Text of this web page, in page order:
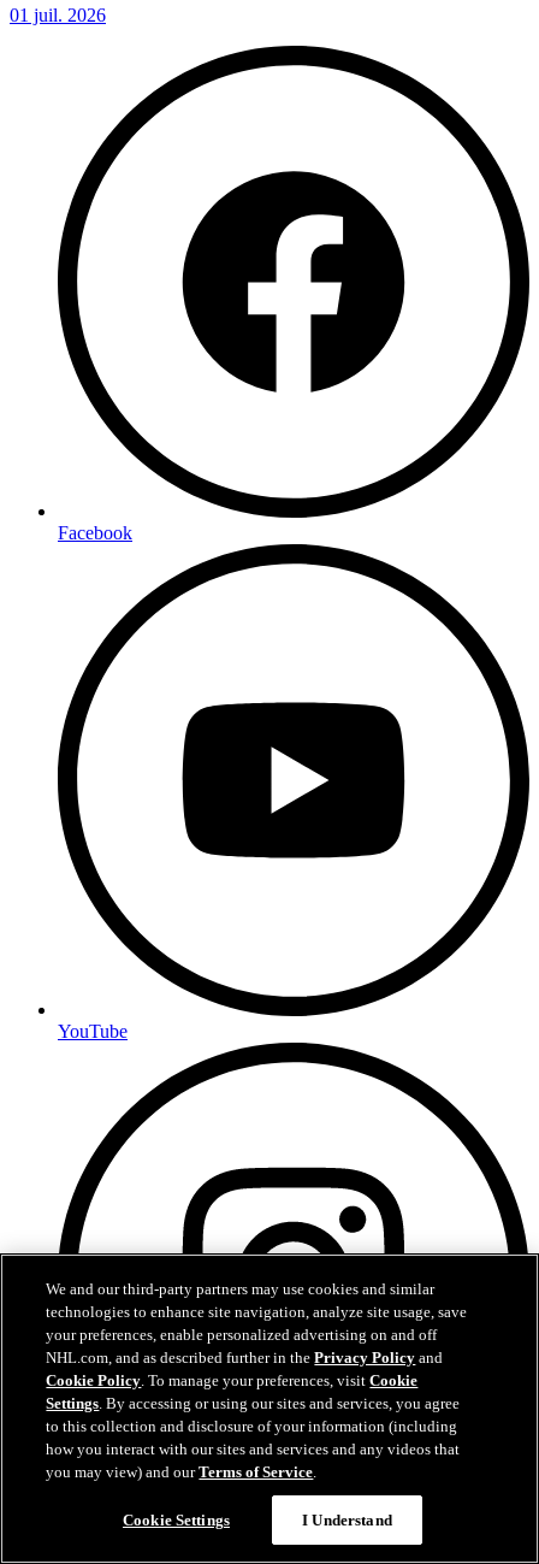
01 juil. 2026
Facebook
YouTube
Instagram
We and our third-party partners may use cookies and similar
technologies to enhance site navigation, analyze site usage, save
your preferences, enable personalized advertising on and off
NHL.com, and as described further in thePrivacy Policy and
Cookie Policy. To manage your preferences, visitCookie
Settings. By accessing or using our sites and services, you agree
to this collection and disclosure of your information (including
how you interact with our sites and services and any videos that
you may view) and ourTerms of Service.
Cookie Settings I Understand